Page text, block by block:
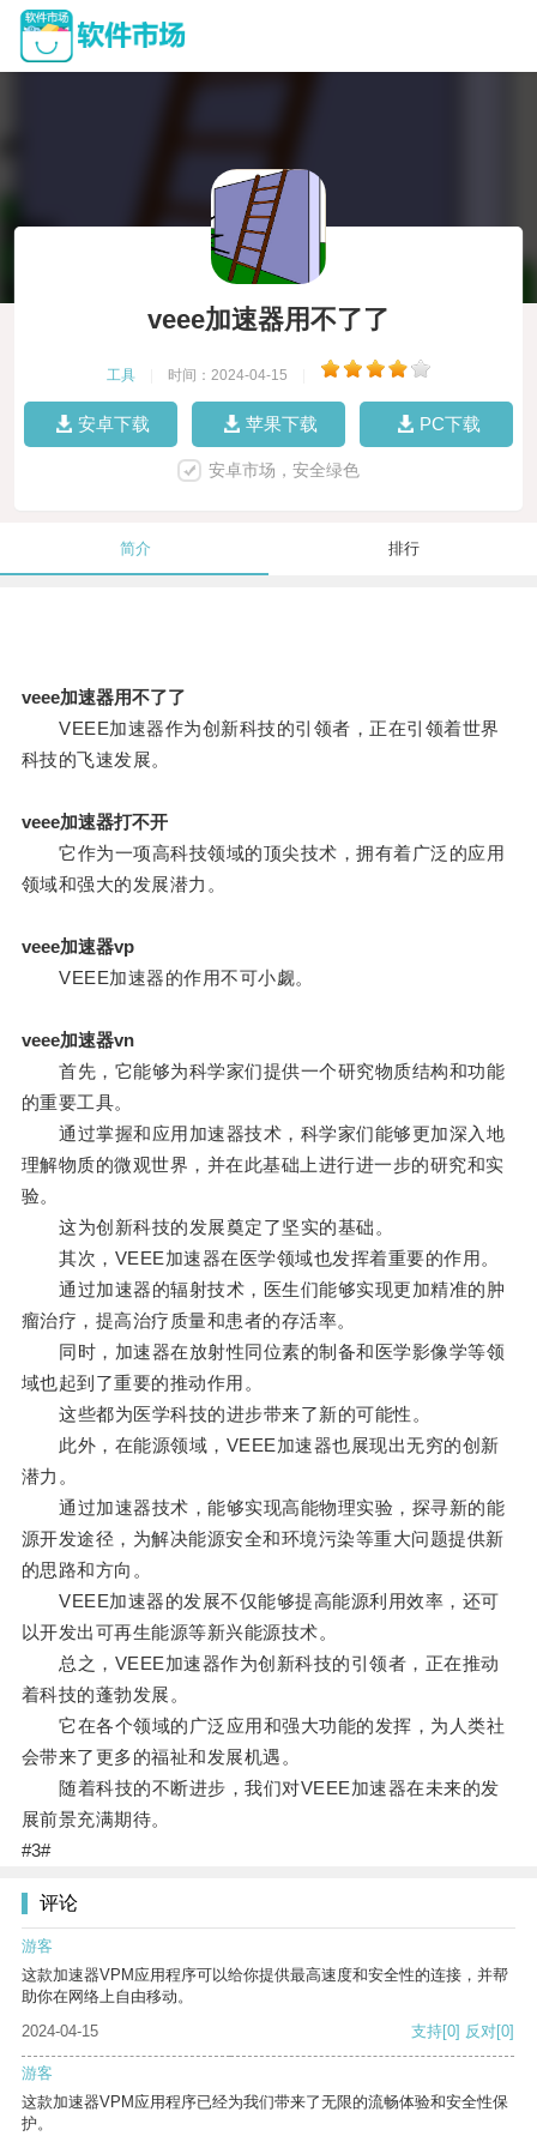
veee加速器用不了了
工具 时间：2024-04-15
安卓下载 苹果下载 PC下载
安卓市场，安全绿色
简介 排行
veee加速器用不了了
VEEE加速器作为创新科技的引领者，正在引领着世界
科技的飞速发展。
veee加速器打不开
它作为一项高科技领域的顶尖技术，拥有着广泛的应用
领域和强大的发展潜力。
veee加速器vp
VEEE加速器的作用不可小觑。
veee加速器vn
首先，它能够为科学家们提供一个研究物质结构和功能
的重要工具。
通过掌握和应用加速器技术，科学家们能够更加深入地
理解物质的微观世界，并在此基础上进行进一步的研究和实
验。
这为创新科技的发展奠定了坚实的基础。
其次，VEEE加速器在医学领域也发挥着重要的作用。
通过加速器的辐射技术，医生们能够实现更加精准的肿
瘤治疗，提高治疗质量和患者的存活率。
同时，加速器在放射性同位素的制备和医学影像学等领
域也起到了重要的推动作用。
这些都为医学科技的进步带来了新的可能性。
此外，在能源领域，VEEE加速器也展现出无穷的创新
潜力。
通过加速器技术，能够实现高能物理实验，探寻新的能
源开发途径，为解决能源安全和环境污染等重大问题提供新
的思路和方向。
VEEE加速器的发展不仅能够提高能源利用效率，还可
以开发出可再生能源等新兴能源技术。
总之，VEEE加速器作为创新科技的引领者，正在推动
着科技的蓬勃发展。
它在各个领域的广泛应用和强大功能的发挥，为人类社
会带来了更多的福祉和发展机遇。
随着科技的不断进步，我们对VEEE加速器在未来的发
展前景充满期待。
#3#
评论
游客
这款加速器VPM应用程序可以给你提供最高速度和安全性的连接，并帮
助你在网络上自由移动。
2024-04-15
支持[0] 反对[0]
游客
这款加速器VPM应用程序已经为我们带来了无限的流畅体验和安全性保
护。